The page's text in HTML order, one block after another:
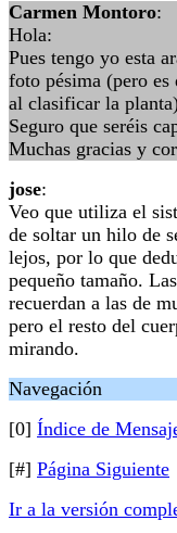
Carmen Montoro:
Hola:
Pues tengo yo esta
foto pésima (pero
al clasificar la
Seguro que seréis
Muchas gracias y
jose:
Veo que utiliza el
de soltar un hilo de
lejos, por lo que
pequeño tamaño.
recuerdan a las de
pero el resto del
mirando.
Navegación
[0] Índice de
[#] Página Siguiente
Ir a la versión